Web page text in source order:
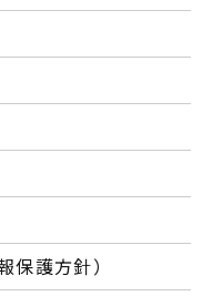
保護方針）